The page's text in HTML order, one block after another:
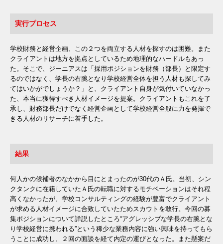
実行プロセス
学校財務と経営企画、この２つを両立する人材を探すのは困難。また
クライアントは地方を拠点としているため地理的なハードルもあっ
た。そこで、ジーニアスは「採用ポジションを財務（部長）と限定す
るのではなく、学長の右腕となり学校経営全体を担う人材も探してみ
てはいかがでしょうか？」と、クライアント自身が気付いていなかっ
た、本当に獲得すべき人材イメージを提案。クライアントもこれを了
承し、財務部長だけでなく経営企画として学校経営全般に力を発揮で
きる人材のリサーチに着手した。
結果
何人かの候補者のなかから目にとまったのが30代のＡ氏。当初、シン
クタンクに在籍していたＡ氏の転職に対するモチベーションはそれ程
高くなかったが、学校コンサルティングの経験が豊富でクライアント
が求める人材イメージに合致していたためスカウトを敢行。今回の募
集ポジションについて詳説したところ“アグレッシブな学長の右腕とな
り学校経営に携われる”という稀少な業務内容に強い興味を持ってもら
うことに成功し、２回の面談を経て内定の運びとなった。また懸案だ